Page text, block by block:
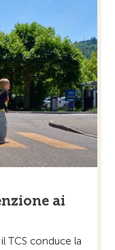
ai
TCS conduce la